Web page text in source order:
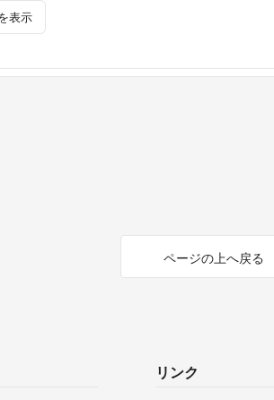
表示
ページの上へ戻る
リンク